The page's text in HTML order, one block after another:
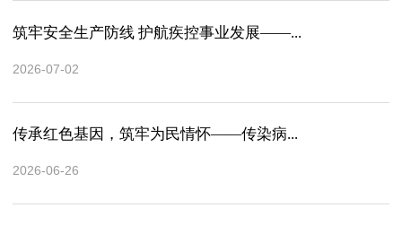
筑牢安全生产防线 护航疾控事业发展——...
2026-07-02
传承红色基因，筑牢为民情怀——传染病...
2026-06-26